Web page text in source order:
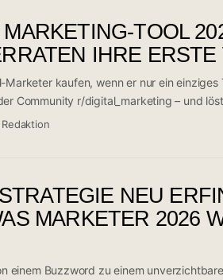
keine Spielerei mehr, sondern fester
TOOL
IHRE ERSTE
kaufen, wenn er nur ein einziges
Community r/digital_marketing – und
und aufschlussreich zugleich: Es
Infrastruktur. Dieser Artikel fasst
Profil passt. ...
NEU
MARKETER 2026
einem Buzzword zu einem